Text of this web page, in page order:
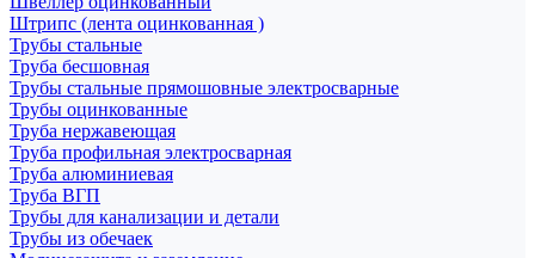
Штрипс (лента оцинкованная )
Трубы стальные
Труба бесшовная
Трубы стальные прямошовные электросварные
Трубы оцинкованные
Труба нержавеющая
Труба профильная электросварная
Труба алюминиевая
Труба ВГП
Трубы для канализации и детали
Трубы из обечаек